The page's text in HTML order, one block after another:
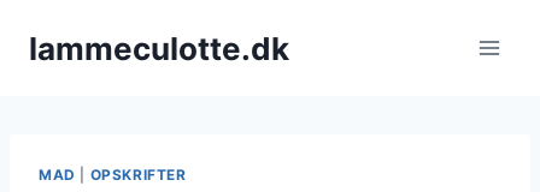
lammeculotte.dk
MAD OPSKRIFTER